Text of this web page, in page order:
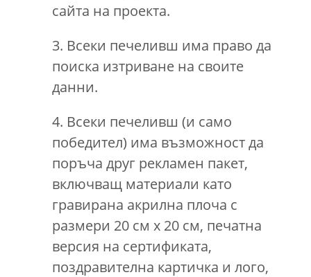
сайта на проекта.
3. Всеки печеливш има право да
поиска изтриване на своите
данни.
4. Всеки печеливш (и само
победител) има възможност да
поръча друг рекламен пакет,
включващ материали като
гравирана акрилна плоча с
размери 20 см х 20 см, печатна
версия на сертификата,
поздравителна картичка и лого,